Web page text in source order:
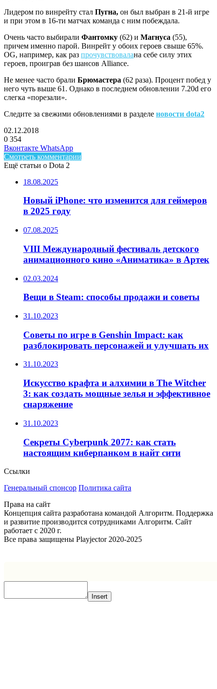
Лидером по винрейту стал Пугна, он был выбран в 21-й игре
и при этом в 16-ти матчах команда с ним побеждала.
Очень часто выбирали Фантомку (62) и Магнуса (55),
причем именно парой. Винрейт у обоих героев свыше 65%.
OG, например, как раз прочувствовалана себе силу этих
героев, проиграв без шансов Alliance.
Не менее часто брали Брюмастера (62 раза). Процент побед у
него чуть выше 61. Однако в последнем обновлении 7.20d его
слегка «порезали».
Следите за свежими обновлениями в разделе новости dota2
02.12.2018
0 354
Facebook
Twitter
LinkedIn
Вконтакте WhatsAppTelegram
Смотреть комментарии
Ещё статьи о Dota 2
18.08.2025
Новый iPhone: что изменится для геймеров
в 2025 году
07.08.2025
VIII Международный фестиваль детского
анимационного кино «Аниматика» в Артек
02.03.2024
Вещи в Steam: способы продажи и советы
31.10.2023
Советы по игре в Genshin Impact: как
разблокировать персонажей и улучшать их
31.10.2023
Искусство крафта и алхимии в The Witcher
3: как создать мощные зелья и эффективное
снаряжение
31.10.2023
Секреты Cyberpunk 2077: как стать
настоящим киберпанком в найт сити
Ссылки
Генеральный спонсор Политика сайта
Права на сайт
Концепция сайта разработана командой Алгоритм. Поддержка
и развитие производится сотрудниками Алгоритм. Сайт
работает с 2020 г.
Все права защищены Playjector 2020-2025
Insert